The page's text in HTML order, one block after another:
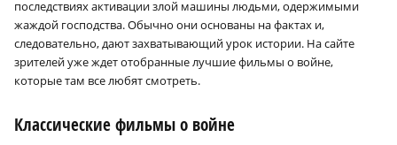
последствиях активации злой машины людьми, одержимыми
жаждой господства. Обычно они основаны на фактах и,
следовательно, дают захватывающий урок истории. На сайте
зрителей уже ждет отобранные лучшие фильмы о войне,
которые там все любят смотреть.
Классические фильмы о войне